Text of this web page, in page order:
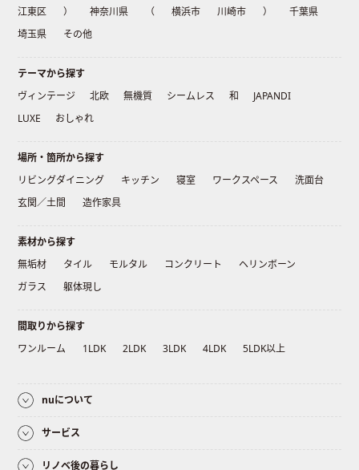
江東区
） 神奈川県 （ 横浜市 川崎市 ）
千葉県
埼玉県
その他
テーマから探す
ヴィンテージ
北欧 無機質 シームレス 和
JAPANDI
LUXE
おしゃれ
場所・箇所から探す
リビングダイニング
キッチン 寝室 ワークスペース
洗面台
玄関／土間
造作家具
素材から探す
無垢材
タイル モルタル コンクリート
ヘリンボーン
ガラス
躯体現し
間取りから探す
ワンルーム
1LDK 2LDK 3LDK 4LDK 5LDK以上
nuについて
サービス
リノベ後の暮らし